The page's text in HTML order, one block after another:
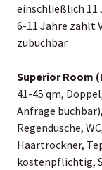
einschließlich 11
6-11 Jahre zahlt
zubuchbar
Superior Room
41-45 qm,
Anfrage
Regendusche,
Haartrockner,
kostenpflichtig,